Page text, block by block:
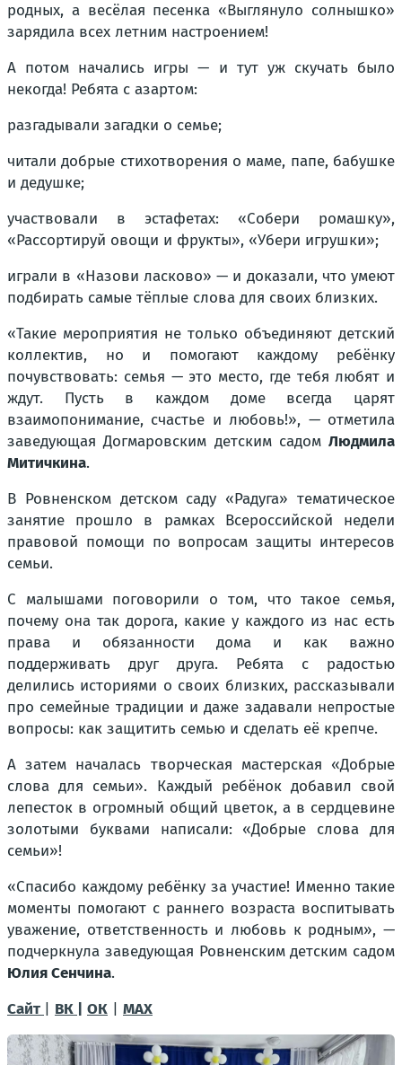
родных, а весёлая песенка «Выглянуло солнышко»
зарядила всех летним настроением!
А потом начались игры — и тут уж скучать было
некогда! Ребята с азартом:
разгадывали загадки о семье;
читали добрые стихотворения о маме, папе, бабушке
и дедушке;
участвовали в эстафетах: «Собери ромашку»,
«Рассортируй овощи и фрукты», «Убери игрушки»;
играли в «Назови ласково» — и доказали, что умеют
подбирать самые тёплые слова для своих близких.
«Такие мероприятия не только объединяют детский
коллектив, но и помогают каждому ребёнку
почувствовать: семья — это место, где тебя любят и
ждут. Пусть в каждом доме всегда царят
взаимопонимание, счастье и любовь!», — отметила
заведующая Догмаровским детским садом Людмила
Митичкина.
В Ровненском детском саду «Радуга» тематическое
занятие прошло в рамках Всероссийской недели
правовой помощи по вопросам защиты интересов
семьи.
С малышами поговорили о том, что такое семья,
почему она так дорога, какие у каждого из нас есть
права и обязанности дома и как важно
поддерживать друг друга. Ребята с радостью
делились историями о своих близких, рассказывали
про семейные традиции и даже задавали непростые
вопросы: как защитить семью и сделать её крепче.
А затем началась творческая мастерская «Добрые
слова для семьи». Каждый ребёнок добавил свой
лепесток в огромный общий цветок, а в сердцевине
золотыми буквами написали: «Добрые слова для
семьи»!
«Спасибо каждому ребёнку за участие! Именно такие
моменты помогают с раннего возраста воспитывать
уважение, ответственность и любовь к родным», —
подчеркнула заведующая Ровненским детским садом
Юлия Сенчина.
Сайт
ВК | ОК MAX